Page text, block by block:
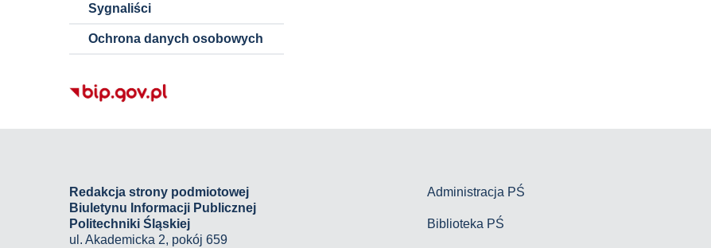
Pracownicy
nauczycielami
Staże w
Politechnice
Sygnaliści
Ochrona danych osobowych
Redakcja strony podmiotowej
Biuletynu Informacji Publicznej
Politechniki Śląskiej
ul. Akademicka 2, pokój 659
Administracja PŚ
Biblioteka PŚ